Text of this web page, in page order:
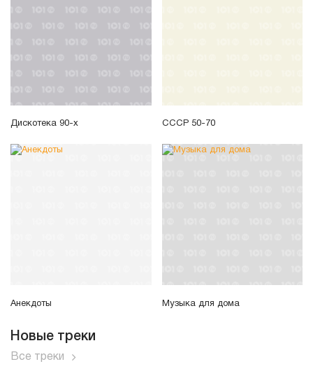
Дискотека 90-х СССР 50-70
Анекдоты Музыка для дома
Новые треки
Все треки